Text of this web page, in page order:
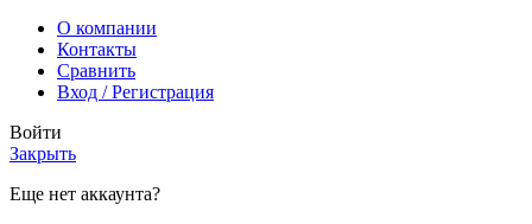
О компании
Контакты
Сравнить
Вход / Регистрация
Войти
Закрыть
Еще нет аккаунта?